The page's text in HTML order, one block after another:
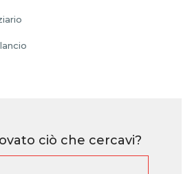
ciò che cercavi?